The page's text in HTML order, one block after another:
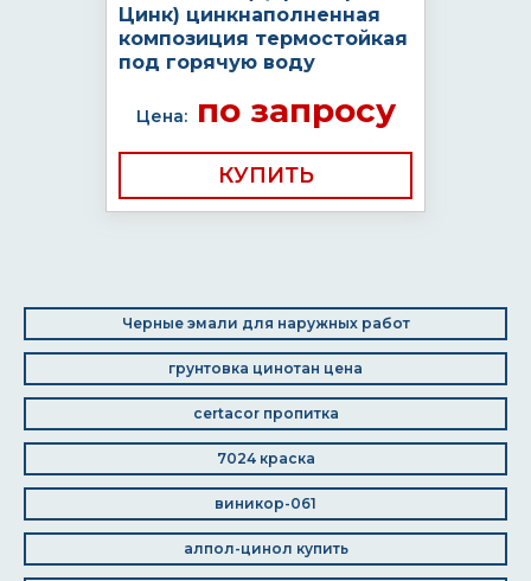
Цинк) цинкнаполненная
композиция термостойкая
под горячую воду
Цена:по запросу
КУПИТЬ
Черные эмали для наружных работ
грунтовка цинотан цена
certacor пропитка
7024 краска
виникор-061
алпол-цинол купить